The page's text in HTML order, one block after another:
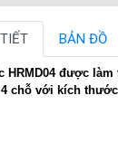
BẢN ĐỒ
HRMD04 được
chỗ với kích